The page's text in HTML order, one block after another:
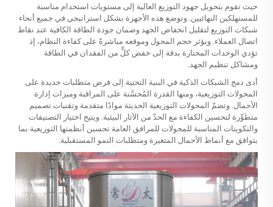
حيث تقوم بتحويل جهود التوزيع العالية إلى مستويات استخدام مناسبة
للمستهلكين النهائيين. وتوضع هذه الأجهزة بشكل استراتيجي في جميع أنحاء
شبكات التوزيع لتقليل انخفاض الجهد وضمان جودة الطاقة الكافية عند نقاط
اتصال العملاء. ويؤثر حجم المحول وموقعه مباشرةً على كفاءة النظام، إذ
تؤدي الوحدات المختارة بدقة إلى خفض كلٍّ من الفقدان في الطاقة
ومشاكل تنظيم الجهد.
أدى دمج الشبكات الذكية في البنية التحتية إلى فرض متطلبات جديدة على
المحولات التوزيعية، ومنها القدرة المُحسَّنة على المراقبة وميزات إدارة
الأحمال. وتضمّ المحولات التوزيعية الحديثة موادًا متقدمة وتقنيات تصميم
متطوِّرة لتحسين الكفاءة مع الحدّ من الآثار البيئية. ويتيح اختيار التصنيفات
والتكوينات المناسبة للمحولات للمرافق العامة تحسين أنظمتها التوزيعية بما
يتوافق مع أنماط الأحمال المتغيرة ومتطلبات النمو المستقبلية.